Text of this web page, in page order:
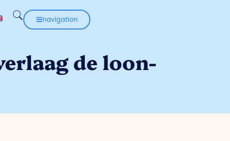
navigation
de loon-